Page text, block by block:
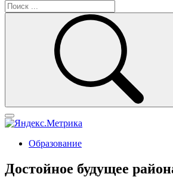
Образование
Достойное будущее